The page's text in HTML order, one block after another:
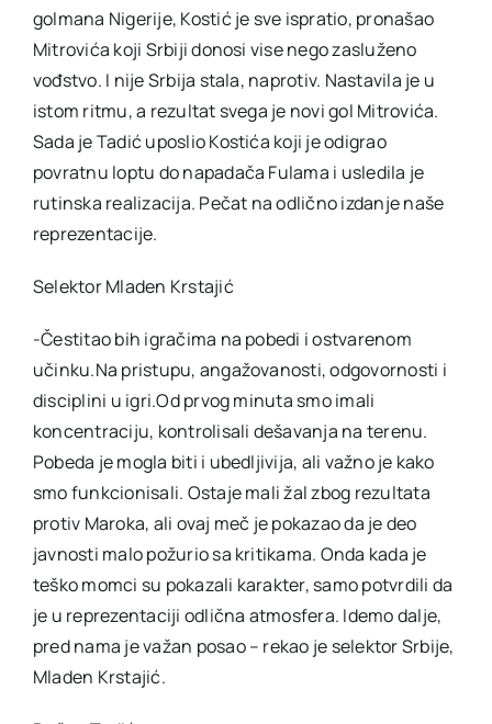
golmana Nigerije, Kostić je sve ispratio, pronašao
Mitrovića koji Srbiji donosi vise nego zasluženo
vođstvo. I nije Srbija stala, naprotiv. Nastavila je u
istom ritmu, a rezultat svega je novi gol Mitrovića.
Sada je Tadić uposlio Kostića koji je odigrao
povratnu loptu do napadača Fulama i usledila je
rutinska realizacija. Pečat na odlično izdanje naše
reprezentacije.
Selektor Mladen Krstajić
-Čestitao bih igračima na pobedi i ostvarenom
učinku.Na pristupu, angažovanosti, odgovornosti i
disciplini u igri.Od prvog minuta smo imali
koncentraciju, kontrolisali dešavanja na terenu.
Pobeda je mogla biti i ubedljivija, ali važno je kako
smo funkcionisali. Ostaje mali žal zbog rezultata
protiv Maroka, ali ovaj meč je pokazao da je deo
javnosti malo požurio sa kritikama. Onda kada je
teško momci su pokazali karakter, samo potvrdili da
je u reprezentaciji odlična atmosfera. Idemo dalje,
pred nama je važan posao – rekao je selektor Srbije,
Mladen Krstajić.